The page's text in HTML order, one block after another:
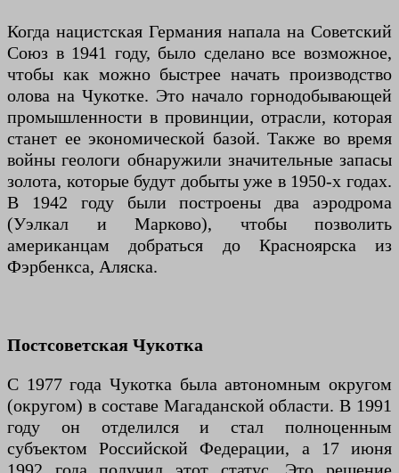
Когда нацистская Германия напала на Советский
Союз в 1941 году, было сделано все возможное,
чтобы как можно быстрее начать производство
олова на Чукотке. Это начало горнодобывающей
промышленности в провинции, отрасли, которая
станет ее экономической базой. Также во время
войны геологи обнаружили значительные запасы
золота, которые будут добыты уже в 1950-х годах.
В 1942 году были построены два аэродрома
(Уэлкал и Марково), чтобы позволить
американцам добраться до Красноярска из
Фэрбенкса, Аляска.
Постсоветская Чукотка
С 1977 года Чукотка была автономным округом
(округом) в составе Магаданской области. В 1991
году он отделился и стал полноценным
субъектом Российской Федерации, а 17 июня